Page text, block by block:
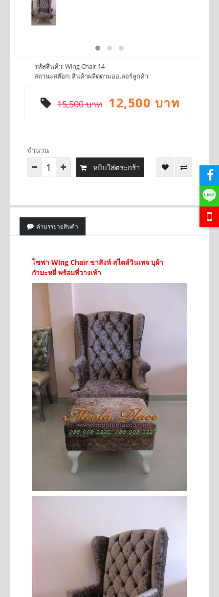
รหัสสินค้า:Wing Chair 14
สถานะสต๊อก: สินค้าผลิตตามออเดอร์ลูกค้า
15,500 บาท 12,500 บาท
จำนวน
หยิบใส่ตระกร้า
คำบรรยายสินค้า
โซฟา Wing Chair ขาสิงห์ สไตล์วินเทจ บุผ้า
กำมะหยี่ พร้อมที่วางเท้า